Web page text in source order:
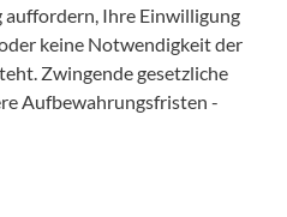
auffordern, Ihre Einwilligung
keine Notwendigkeit der
Zwingende gesetzliche
Aufbewahrungsfristen -